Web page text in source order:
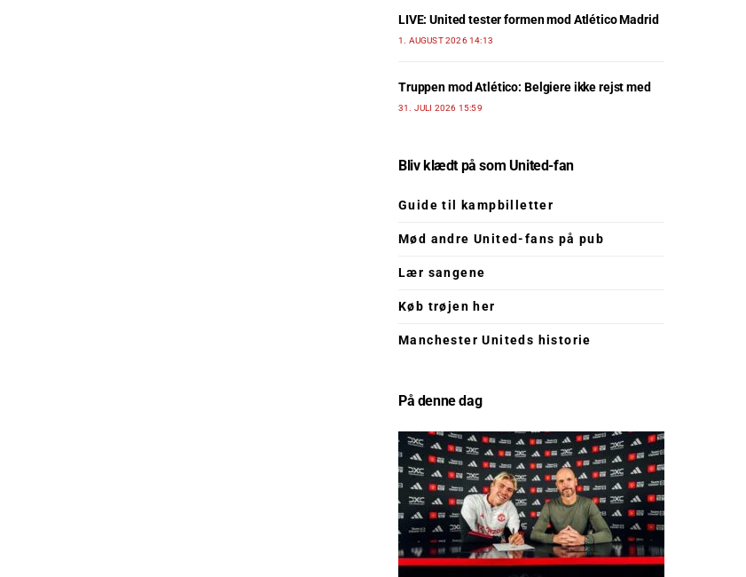
LIVE: United tester formen mod Atlético Madrid
1. AUGUST 2026 14:13
Truppen mod Atlético: Belgiere ikke rejst med
31. JULI 2026 15:59
Bliv klædt på som United-fan
Guide til kampbilletter
Mød andre United-fans på pub
Lær sangene
Køb trøjen her
Manchester Uniteds historie
På denne dag